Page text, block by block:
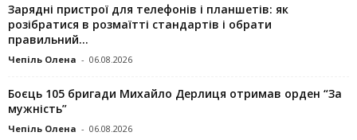
Зарядні пристрої для телефонів і планшетів: як
розібратися в розмаїтті стандартів і обрати
правильний...
Чепіль Олена - 06.08.2026
Боєць 105 бригади Михайло Дерлиця отримав орден “За
мужність”
Чепіль Олена - 06.08.2026